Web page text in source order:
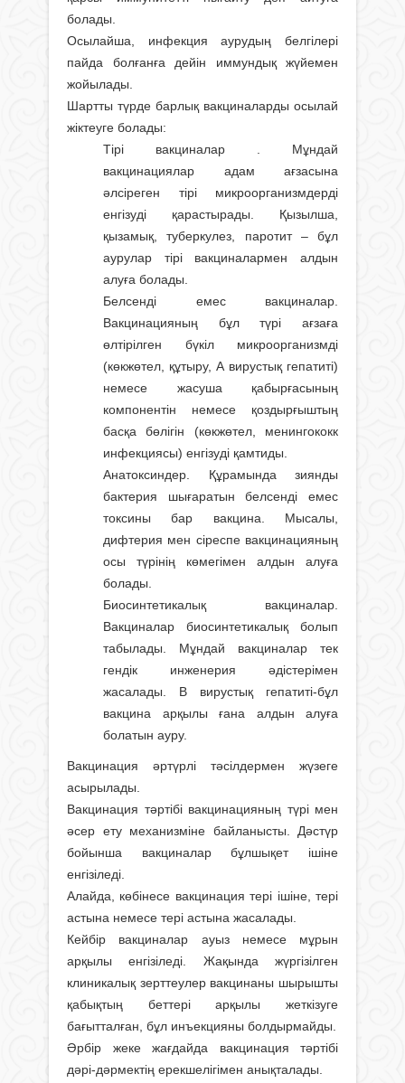
болады.
Осылайша, инфекция аурудың белгілері
пайда болғанға дейін иммундық жүйемен
жойылады.
Шартты түрде барлық вакциналарды осылай
жіктеуге болады:
Тірі вакциналар . Мұндай
вакцинациялар адам ағзасына
әлсіреген тірі микроорганизмдерді
енгізуді қарастырады. Қызылша,
қызамық, туберкулез, паротит – бұл
аурулар тірі вакциналармен алдын
алуға болады.
Белсенді емес вакциналар.
Вакцинацияның бұл түрі ағзаға
өлтірілген бүкіл микроорганизмді
(көкжөтел, құтыру, А вирустық гепатиті)
немесе жасуша қабырғасының
компонентін немесе қоздырғыштың
басқа бөлігін (көкжөтел, менингококк
инфекциясы) енгізуді қамтиды.
Анатоксиндер. Құрамында зиянды
бактерия шығаратын белсенді емес
токсины бар вакцина. Мысалы,
дифтерия мен сіреспе вакцинацияның
осы түрінің көмегімен алдын алуға
болады.
Биосинтетикалық вакциналар.
Вакциналар биосинтетикалық болып
табылады. Мұндай вакциналар тек
гендік инженерия әдістерімен
жасалады. В вирустық гепатиті-бұл
вакцина арқылы ғана алдын алуға
болатын ауру.
Вакцинация әртүрлі тәсілдермен жүзеге
асырылады.
Вакцинация тәртібі вакцинацияның түрі мен
әсер ету механизміне байланысты. Дәстүр
бойынша вакциналар бұлшықет ішіне
енгізіледі.
Алайда, көбінесе вакцинация тері ішіне, тері
астына немесе тері астына жасалады.
Кейбір вакциналар ауыз немесе мұрын
арқылы енгізіледі. Жақында жүргізілген
клиникалық зерттеулер вакцинаны шырышты
қабықтың беттері арқылы жеткізуге
бағытталған, бұл инъекцияны болдырмайды.
Әрбір жеке жағдайда вакцинация тәртібі
дәрі-дәрмектің ерекшелігімен анықталады.